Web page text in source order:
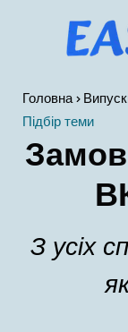
З усіх
Головна
Підбір теми